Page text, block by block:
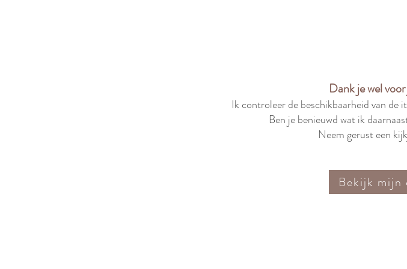
Dank je wel
Ik controleer de beschikbaarheid van de
Ben je benieuwd wat ik
Neem gerust een
Bekijk mijn